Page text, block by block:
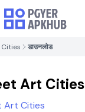
डाउनलोड
Art Cities
Art Cities